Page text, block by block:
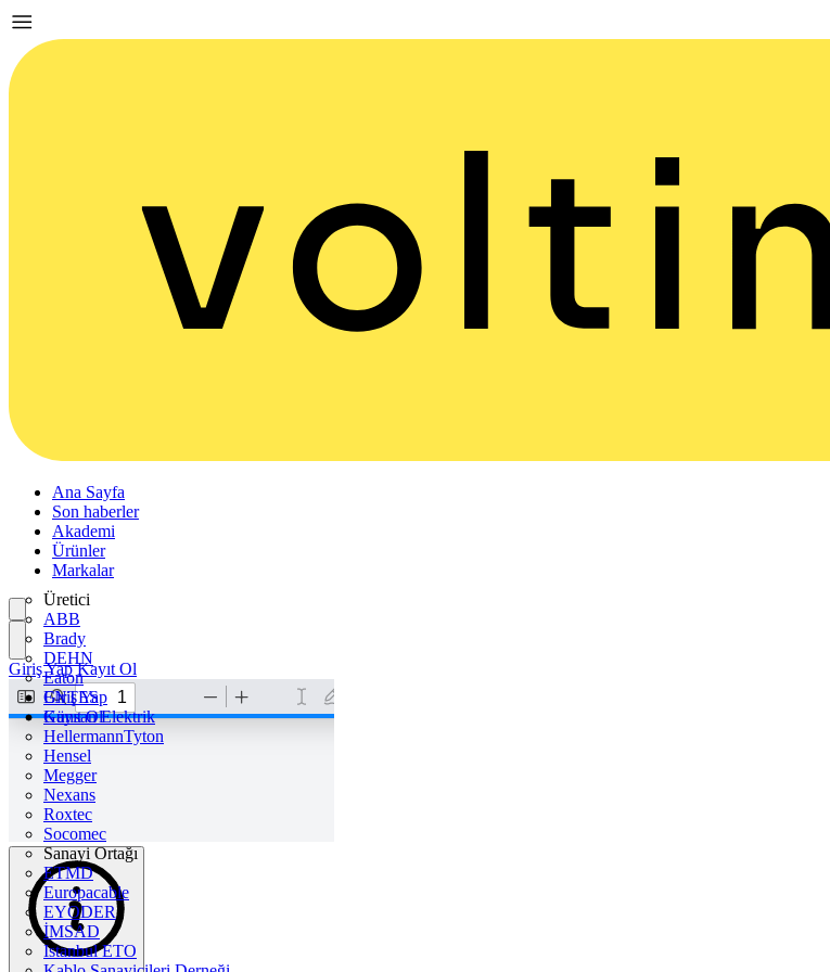
Ana Sayfa
Son haberler
Akademi
Ürünler
Markalar
Üretici
ABB
Brady
DEHN
Eaton
ENTES
Günsan Elektrik
HellermannTyton
Hensel
Megger
Nexans
Roxtec
Socomec
Sanayi Ortağı
ETMD
Europacable
EYODER
İMSAD
Istanbul ETO
Giriş Yap
Kayıt Ol
Giriş Yap Kayıt Ol